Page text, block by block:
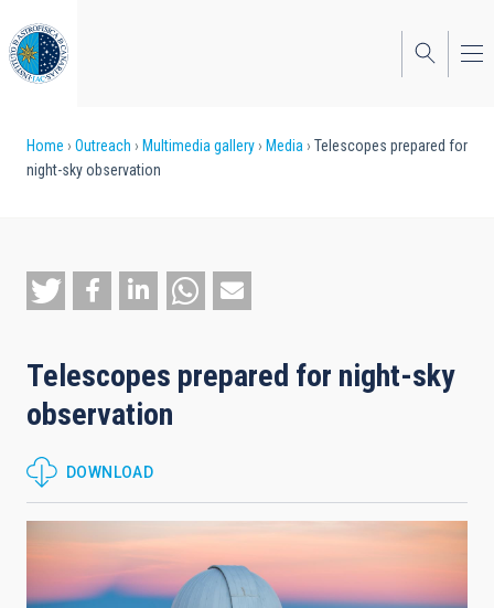
to
main
content
Breadcrumb
Home Outreach Multimedia gallery Media
Telescopes prepared for
night-sky observation
Telescopes prepared for night-sky
observation
DOWNLOAD